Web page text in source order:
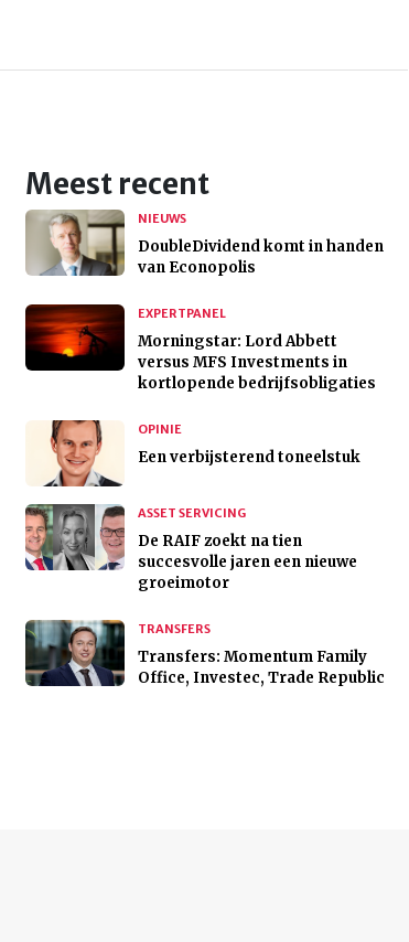
Meest recent
NIEUWS
DoubleDividend komt in handen
van Econopolis
EXPERTPANEL
Morningstar: Lord Abbett
versus MFS Investments in
kortlopende bedrijfsobligaties
OPINIE
Een verbijsterend toneelstuk
ASSET SERVICING
De RAIF zoekt na tien
succesvolle jaren een nieuwe
groeimotor
TRANSFERS
Transfers: Momentum Family
Office, Investec, Trade Republic